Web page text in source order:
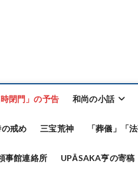
閉門」の予告 和尚の小話
戒め 三宝荒神 「葬儀」「
事館連絡所 UPĀSAKA亨の寄